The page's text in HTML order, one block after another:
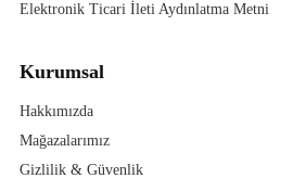
Elektronik Ticari İleti Aydınlatma Metni
Kurumsal
Hakkımızda
Mağazalarımız
Gizlilik & Güvenlik